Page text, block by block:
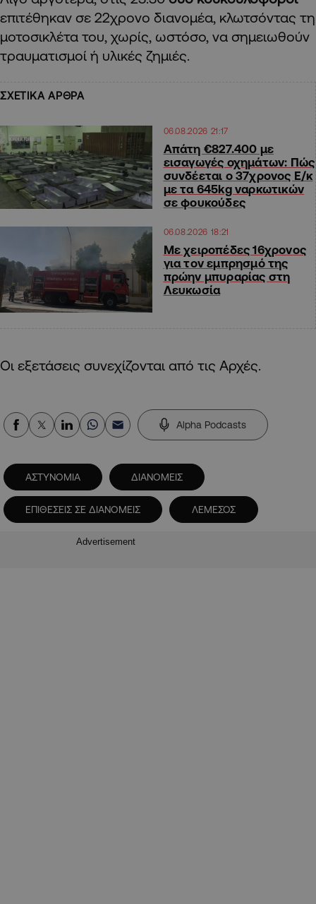
επιτέθηκαν σε 22χρονο διανομέα, κλωτσόντας τη
μοτοσικλέτα του, χωρίς, ωστόσο, να σημειωθούν
τραυματισμοί ή υλικές ζημιές.
ΣΧΕΤΙΚΑ ΑΡΘΡΑ
06.08.2026 21:17
Απάτη €827.400 με
εισαγωγές οχημάτων: Πώς
συνδέεται ο 37χρονος Ε/κ
με τα 645kg ναρκωτικών
σε φουκούδες
06.08.2026 18:21
Με χειροπέδες 16χρονος
για τον εμπρησμό της
πρώην μπυραρίας στη
Λευκωσία
Οι εξετάσεις συνεχίζονται από τις Αρχές.
Alpha Podcasts
ΑΣΤΥΝΟΜΙΑ ΔΙΑΝΟΜΕΙΣ
ΕΠΙΘΕΣΕΙΣ ΣΕ ΔΙΑΝΟΜΕΙΣ ΛΕΜΕΣΟΣ
Advertisement